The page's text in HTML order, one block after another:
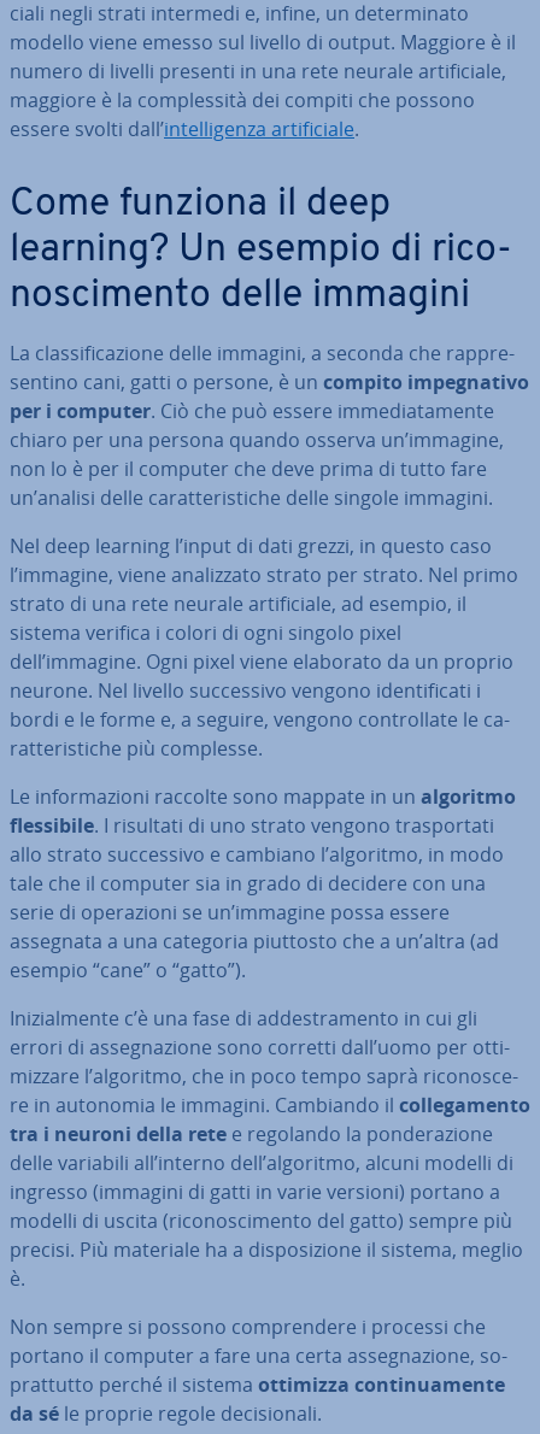
cia­li negli strati intermedi e, infine, un de­ter­mi­na­to
modello viene emesso sul livello di output. Maggiore è il
numero di livelli presenti in una rete neurale ar­ti­fi­cia­le,
maggiore è la com­ples­si­tà dei compiti che possono
essere svolti dall’in­tel­li­gen­za ar­ti­fi­cia­le.
Come funziona il deep
learning? Un esempio di ri­co­
no­sci­men­to delle immagini
La clas­si­fi­ca­zio­ne delle immagini, a seconda che rap­pre­
sen­ti­no cani, gatti o persone, è un compito im­pe­gna­ti­vo
per i computer. Ciò che può essere im­me­dia­ta­men­te
chiaro per una persona quando osserva un’immagine,
non lo è per il computer che deve prima di tutto fare
un’analisi delle ca­rat­te­ri­sti­che delle singole immagini.
Nel deep learning l’input di dati grezzi, in questo caso
l’immagine, viene ana­liz­za­to strato per strato. Nel primo
strato di una rete neurale ar­ti­fi­cia­le, ad esempio, il
sistema verifica i colori di ogni singolo pixel
dell’immagine. Ogni pixel viene elaborato da un proprio
neurone. Nel livello suc­ces­si­vo vengono iden­ti­fi­ca­ti i
bordi e le forme e, a seguire, vengono con­trol­la­te le ca­
rat­te­ri­sti­che più complesse.
Le in­for­ma­zio­ni raccolte sono mappate in un algoritmo
fles­si­bi­le. I risultati di uno strato vengono tra­spor­ta­ti
allo strato suc­ces­si­vo e cambiano l’algoritmo, in modo
tale che il computer sia in grado di decidere con una
serie di ope­ra­zio­ni se un’immagine possa essere
assegnata a una categoria piuttosto che a un’altra (ad
esempio “cane” o “gatto”).
Ini­zial­men­te c’è una fase di ad­de­stra­men­to in cui gli
errori di as­se­gna­zio­ne sono corretti dall’uomo per ot­ti­
miz­za­re l’algoritmo, che in poco tempo saprà ri­co­no­sce­
re in autonomia le immagini. Cambiando il col­le­ga­men­to
tra i neuroni della rete e regolando la pon­de­ra­zio­ne
delle variabili all’interno dell’algoritmo, alcuni modelli di
ingresso (immagini di gatti in varie versioni) portano a
modelli di uscita (ri­co­no­sci­men­to del gatto) sempre più
precisi. Più materiale ha a di­spo­si­zio­ne il sistema, meglio
è.
Non sempre si possono com­pren­de­re i processi che
portano il computer a fare una certa as­se­gna­zio­ne, so­
prat­tut­to perché il sistema ottimizza con­ti­nua­men­te
da sé le proprie regole de­ci­sio­na­li.